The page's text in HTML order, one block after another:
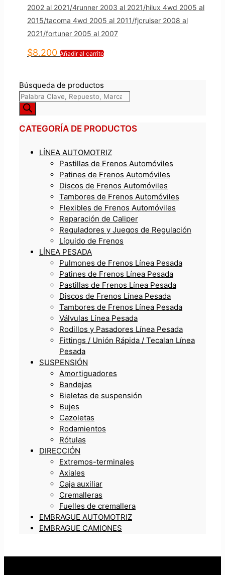
2002 al 2021/4runner 2003 al 2021/hilux 4wd 2005 al
2015/tacoma 4wd 2005 al 2011/fjcruiser 2008 al
2021/fortuner 2005 al 2007
$8.200 Añadir al carrito
Búsqueda de productos
CATEGORÍA DE PRODUCTOS
LÍNEA AUTOMOTRIZ
Pastillas de Frenos Automóviles
Patines de Frenos Automóviles
Discos de Frenos Automóviles
Tambores de Frenos Automóviles
Flexibles de Frenos Automóviles
Reparación de Caliper
Reguladores y Juegos de Regulación
Líquido de Frenos
LÍNEA PESADA
Pulmones de Frenos Línea Pesada
Patines de Frenos Línea Pesada
Pastillas de Frenos Línea Pesada
Discos de Frenos Línea Pesada
Tambores de Frenos Línea Pesada
Válvulas Línea Pesada
Rodillos y Pasadores Línea Pesada
Fittings / Unión Rápida / Tecalan Línea
Pesada
SUSPENSIÓN
Amortiguadores
Bandejas
Bieletas de suspensión
Bujes
Cazoletas
Rodamientos
Rótulas
DIRECCIÓN
Extremos-terminales
Axiales
Caja auxiliar
Cremalleras
Fuelles de cremallera
EMBRAGUE AUTOMOTRIZ
EMBRAGUE CAMIONES